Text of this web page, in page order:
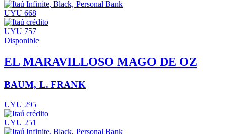
UYU 668
UYU 757
Disponible
EL MARAVILLOSO MAGO DE OZ
BAUM, L. FRANK
UYU 295
UYU 251